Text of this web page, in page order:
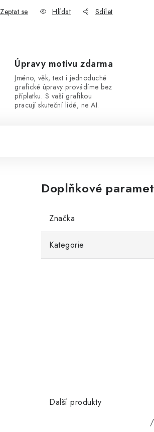
Zeptat se Hlídat Sdílet
Úpravy motivu zdarma
Jméno, věk, text i jednoduché
grafické úpravy provádíme bez
příplatku. S vaší grafikou
pracují skuteční lidé, ne AI.
Doplňkové
Značka
Kategorie
Další produkty